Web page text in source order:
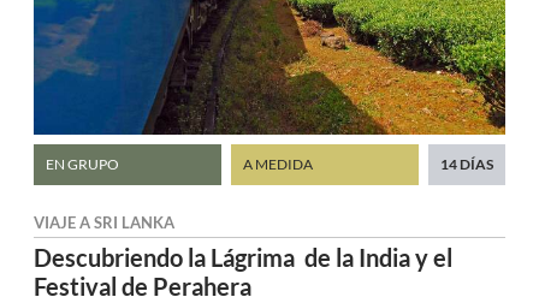
Descubriendo la Lágrima de la India y el
Festival de Perahera
VIAJE ASRI LANKA
EN GRUPO A MEDIDA 14 DÍAS